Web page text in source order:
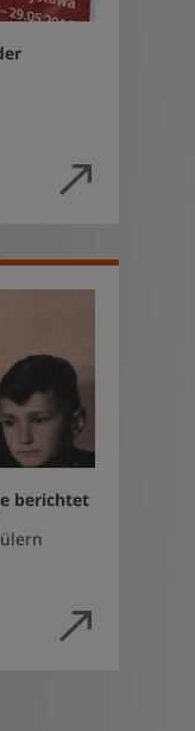
berichtet